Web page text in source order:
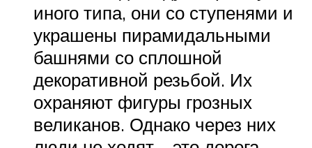
иного типа, они со ступенями и
украшены пирамидальными
башнями со сплошной
декоративной резьбой. Их
охраняют фигуры грозных
великанов. Однако через них